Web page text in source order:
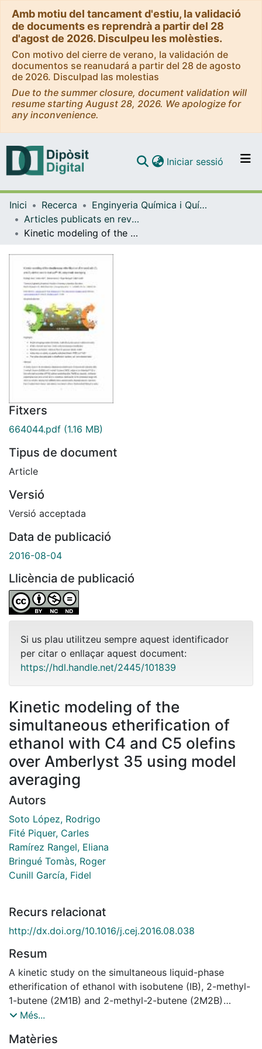
Amb motiu del tancament d'estiu, la validació
de documents es reprendrà a partir del 28
d'agost de 2026. Disculpeu les molèsties.
Con motivo del cierre de verano, la validación de
documentos se reanudará a partir del 28 de agosto
de 2026. Disculpad las molestias
Due to the summer closure, document validation will
resume starting August 28, 2026. We apologize for
any inconvenience.
Navega per tot el DD
Iniciar sessió (current)
Inici Recerca
Enginyeria Química i Química Analítica
Articles publicats en revistes (Enginyeria Química i Química Analítica)
Kinetic modeling of the simultaneous etherification of ethanol with C4 and C5 olefins over Amberlyst 35 using model averaging
Fitxers
664044.pdf (1.16 MB)
Tipus de document
Article
Versió
Versió acceptada
Data de publicació
2016-08-04
Llicència de publicació
Si us plau utilitzeu sempre aquest identificador
per citar o enllaçar aquest document:
https://hdl.handle.net/2445/101839
Kinetic modeling of the
simultaneous etherification of
ethanol with C4 and C5 olefins
over Amberlyst 35 using model
averaging
Autors
Soto López, Rodrigo
Fité Piquer, Carles
Ramírez Rangel, Eliana
Bringué Tomàs, Roger
Cunill García, Fidel
Recurs relacionat
http://dx.doi.org/10.1016/j.cej.2016.08.038
Resum
A kinetic study on the simultaneous liquid-phase
etherification of ethanol with isobutene (IB), 2-methyl-
1-butene (2M1B) and 2-methyl-2-butene (2M2B)
catalyzed by Amberlyst¿ 35 to form ethyl tert-butyl
presented. Isothermal experimental runs were carried
Més...
Matèries